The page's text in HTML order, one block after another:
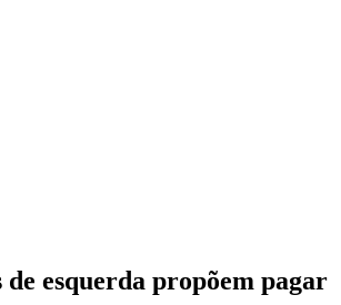
de esquerda propõem pagar